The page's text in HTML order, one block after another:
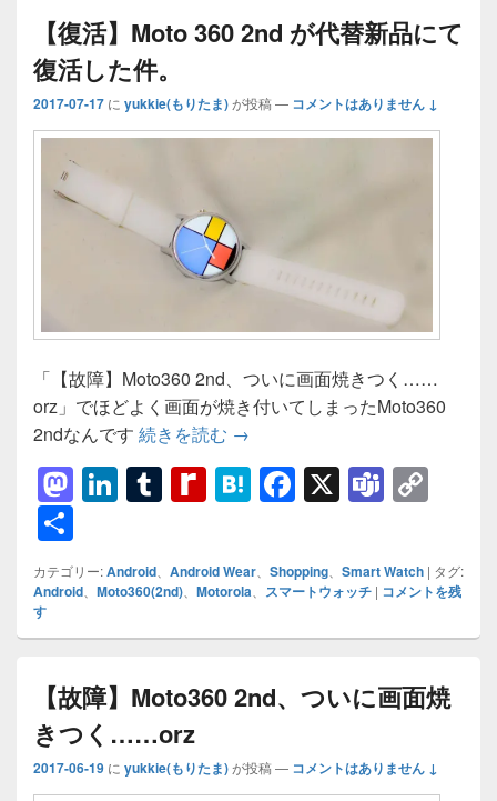
【復活】Moto 360 2nd が代替新品にて
復活した件。
2017-07-17 に yukkie(もりたま)が投稿 — コメントはありません ↓
「【故障】Moto360 2nd、ついに画面焼きつく……
orz」でほどよく画面が焼き付いてしまったMoto360
2ndなんです 続きを読む 【復活】Moto 360 2nd が代替新
→
M
st
o
d
n
Li
k
e
dI
T
m
bl
r
R
di
ff
M
P
g
H
e
n
a
F
c
e
b
o
X T
a
m
s
p
y
Li
k
有
カテゴリー:Android Android Wear Shopping Smart Watch | タグ:
Android Moto360(2nd) Motorola スマートウォッチ | コメントを残
す
【故障】Moto360 2nd、ついに画面焼
きつく……orz
2017-06-19 に yukkie(もりたま)が投稿 — コメントはありません ↓